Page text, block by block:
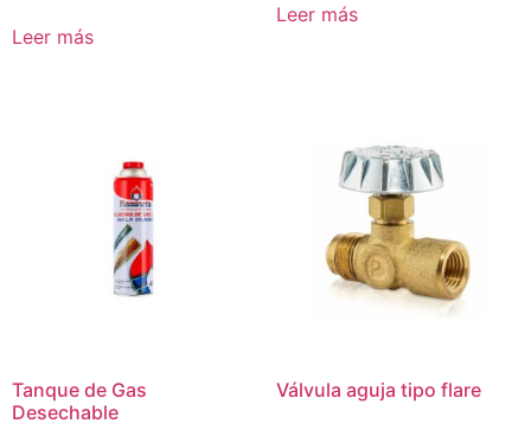
Leer más
Leer más
Tanque de Gas
Desechable
Válvula aguja tipo flare